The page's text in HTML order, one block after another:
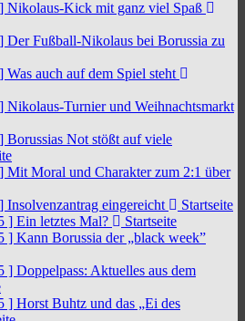
Nikolaus-Kick mit ganz viel Spaß
Der Fußball-Nikolaus bei Borussia zu
Was auch auf dem Spiel steht
Nikolaus-Turnier und Weihnachtsmarkt
Borussias Not stößt auf viele
Mit Moral und Charakter zum 2:1 über
Insolvenzantrag eingereicht
Startseite
] Ein letztes Mal?
Startseite
] Kann Borussia der „black week”
] Doppelpass: Aktuelles aus dem
] Horst Buhtz und das „Ei des